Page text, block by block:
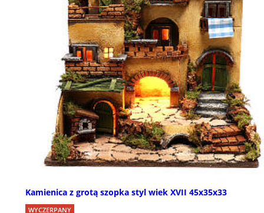
Kamienica z grotą szopka styl wiek XVII 45x35x33
WYCZERPANY